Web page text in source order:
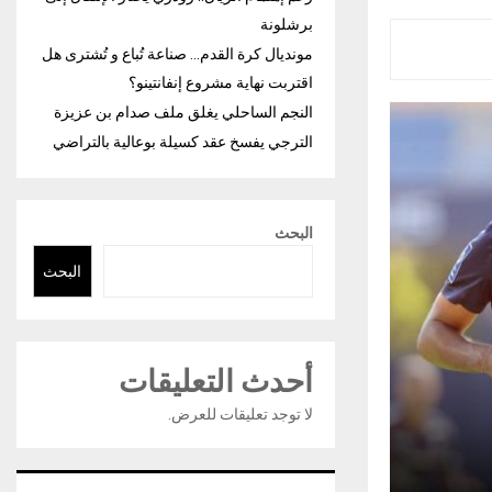
برشلونة
مونديال كرة القدم… صناعة تُباع و تُشترى هل
اقتربت نهاية مشروع إنفانتينو؟
النجم الساحلي يغلق ملف صدام بن عزيزة
الترجي يفسخ عقد كسيلة بوعالية بالتراضي
البحث
البحث
أحدث التعليقات
لا توجد تعليقات للعرض.